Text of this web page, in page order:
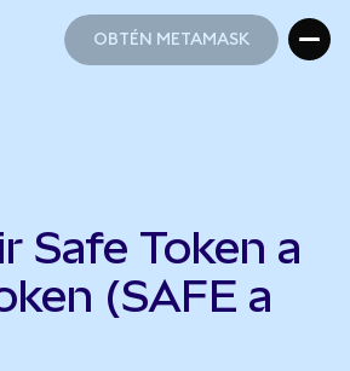
OBTÉN METAMASK
Safe Token a
(SAFE a